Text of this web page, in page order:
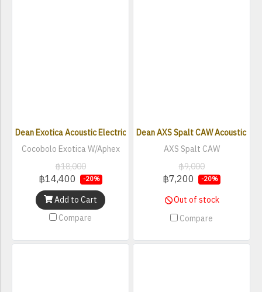
Dean Exotica Acoustic Electric Guitar with Aphex - Cocobolo Wood
Cocobolo Exotica W/Aphex
฿18,000
฿14,400 -20%
Add to Cart
Compare
Dean AXS Spalt CAW Acoustic
AXS Spalt CAW
฿9,000
฿7,200 -20%
Out of stock
Compare